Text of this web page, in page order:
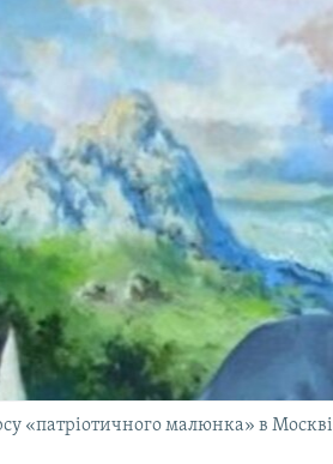
«патріотичного малюнка» в Москві